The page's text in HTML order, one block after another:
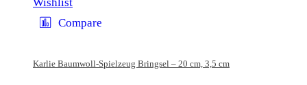
Compare
Karlie Baumwoll-Spielzeug Bringsel – 20 cm, 3,5 cm